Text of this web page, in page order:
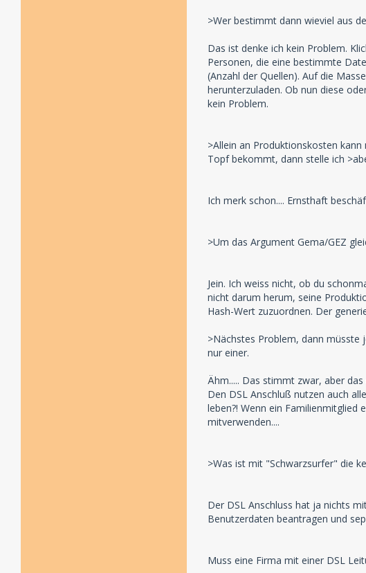
>Wer bestimmt dann wieviel aus
Das ist denke ich kein Problem.
Personen, die eine bestimmte
(Anzahl der Quellen). Auf die
herunterzuladen. Ob nun diese
kein Problem.
>Allein an Produktionskosten
Topf bekommt, dann stelle ich
Ich merk schon.... Ernsthaft
>Um das Argument Gema/GEZ
Jein. Ich weiss nicht, ob du
nicht darum herum, seine
Hash-Wert zuzuordnen. Der
>Nächstes Problem, dann
nur einer.
Ähm..... Das stimmt zwar, aber
Den DSL Anschluß nutzen auch
leben?! Wenn ein Familienmitglied
mitverwenden....
>Was ist mit "Schwarzsurfer" die
Der DSL Anschluss hat ja nichts
Benutzerdaten beantragen und
Muss eine Firma mit einer DSL